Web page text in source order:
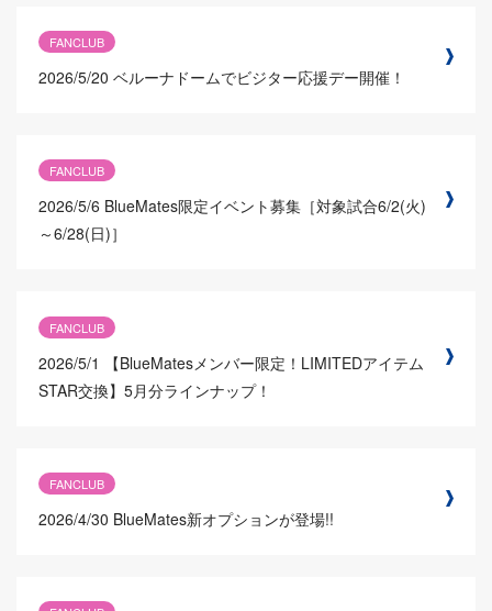
FANCLUB
2026/5/20 ベルーナドームでビジター応援デー開催！
FANCLUB
2026/5/6 BlueMates限定イベント募集［対象試合6/2(火)
～6/28(日)］
FANCLUB
2026/5/1
【BlueMatesメンバー限定！LIMITEDアイテム
STAR交換】5月分ラインナップ！
FANCLUB
2026/4/30 BlueMates新オプションが登場!!